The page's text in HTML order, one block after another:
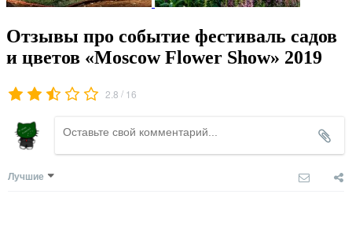
Отзывы про событие фестиваль садов
и цветов «Moscow Flower Show» 2019
2.8 / 16
Лучшие